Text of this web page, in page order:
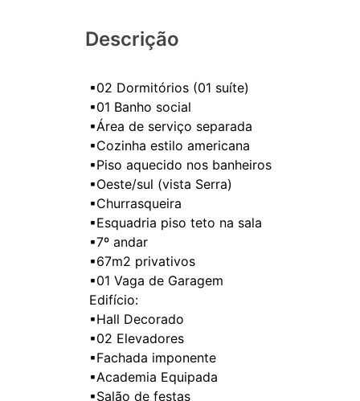
Descrição
▪02 Dormitórios (01 suíte)
▪01 Banho social
▪Área de serviço separada
▪Cozinha estilo americana
▪Piso aquecido nos banheiros
▪Oeste/sul (vista Serra)
▪Churrasqueira
▪Esquadria piso teto na sala
▪7º andar
▪67m2 privativos
▪01 Vaga de Garagem
Edifício:
▪Hall Decorado
▪02 Elevadores
▪Fachada imponente
▪Academia Equipada
▪Salão de festas